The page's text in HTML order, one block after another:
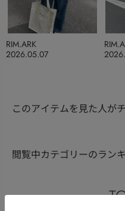
2026.05.07
RIM.ARK
このアイテムを見た人が
閲覧中カテゴリーのラン